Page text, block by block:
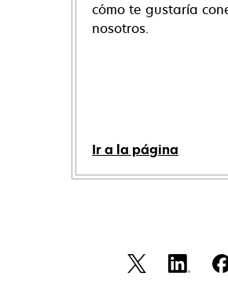
cómo te gustaría
nosotros.
Ir a la página